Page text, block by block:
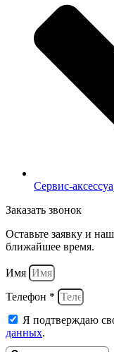
Сервис-
Заказать звонок
Оставьте заявку и
ближайшее время.
Имя
Телефон *
Я подтверждаю
данных.